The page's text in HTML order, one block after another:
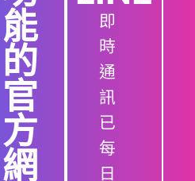
能
的
官
方
網
即
時
通
訊
已
每
日